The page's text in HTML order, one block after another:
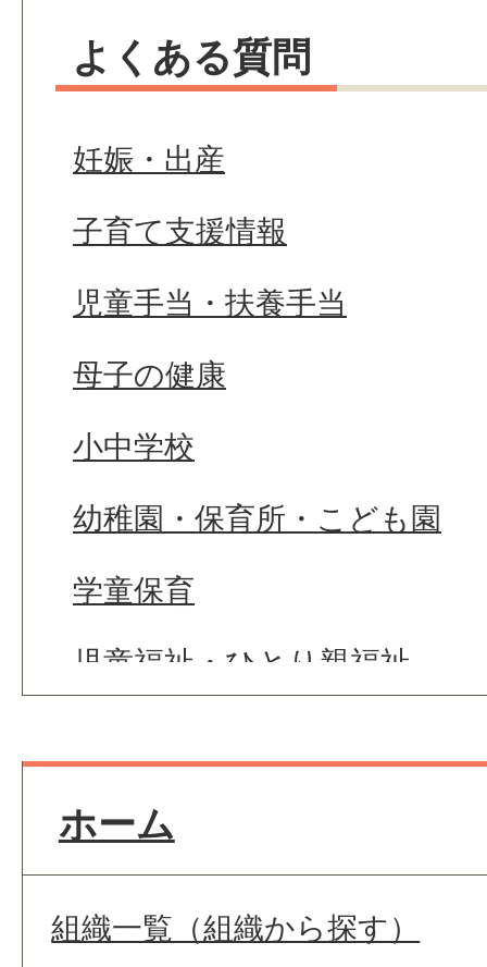
よくある質問
妊娠・出産
子育て支援情報
児童手当・扶養手当
母子の健康
小中学校
幼稚園・保育所・こども園
学童保育
児童福祉・ひとり親福祉
ホーム
組織一覧（組織から探す）